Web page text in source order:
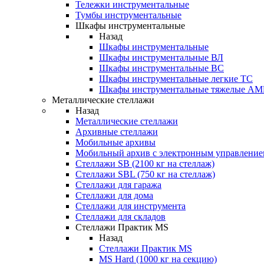
Тележки инструментальные
Тумбы инструментальные
Шкафы инструментальные
Назад
Шкафы инструментальные
Шкафы инструментальные ВЛ
Шкафы инструментальные ВС
Шкафы инструментальные легкие ТС
Шкафы инструментальные тяжелые
Металлические стеллажи
Назад
Металлические стеллажи
Архивные стеллажи
Мобильные архивы
Мобильный архив с электронным
Стеллажи SB (2100 кг на стеллаж)
Стеллажи SBL (750 кг на стеллаж)
Стеллажи для гаража
Стеллажи для дома
Стеллажи для инструмента
Стеллажи для складов
Стеллажи Практик MS
Назад
Стеллажи Практик MS
MS Hard (1000 кг на секцию)